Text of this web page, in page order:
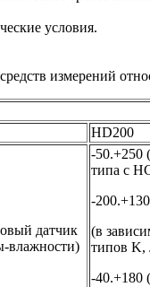
условия.
измерений
HD200
датчик
влажности)
-50.+250
типа с
-
(в
типов K,
-40.+180